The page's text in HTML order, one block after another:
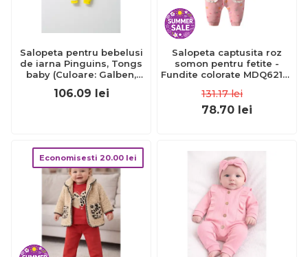
Salopeta pentru bebelusi
de iarna Pinguins, Tongs
baby (Culoare: Galben,
JEMtgs_4531_6
106.09 lei
Salopeta captusita roz
somon pentru fetite -
Fundite colorate MDQ6214-
131.17 lei
78.70 lei
Economisesti 20.00 lei